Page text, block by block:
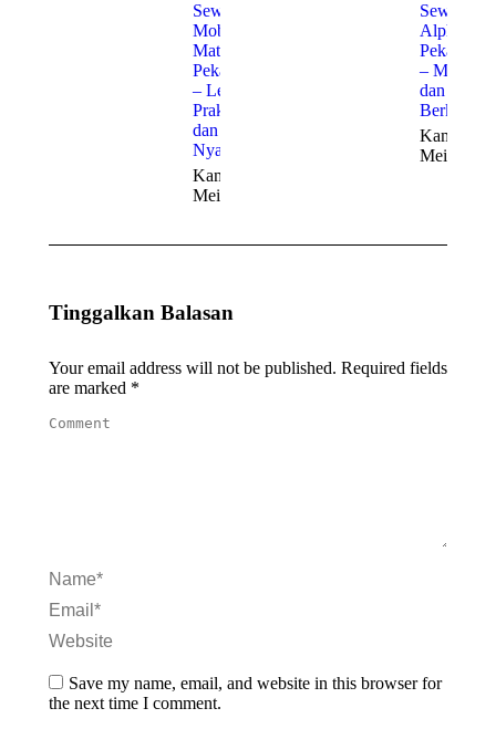
Sewa
Mobil
Matic
Pekanbaru
– Lebih
Praktis
dan
Nyaman
Kamis, 21
Mei 2026
Sewa
Alphard
Pekanbaru
– Mewah
dan
Berkelas
Kamis, 21
Mei 2026
Tinggalkan Balasan
Your email address will not be published. Required fields
are marked *
Comment
Name *
Email *
Website
Save my name, email, and website in this browser for
the next time I comment.